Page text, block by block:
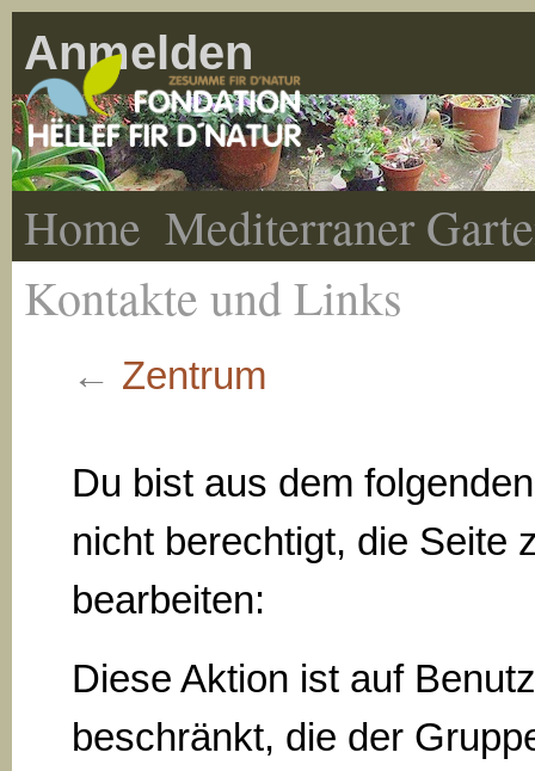
Anmelden
Home Mediterraner
Kontakte und Links
← Zentrum
Du bist aus dem
nicht berechtigt, die Seite
bearbeiten:
Diese Aktion ist auf
beschränkt, die der